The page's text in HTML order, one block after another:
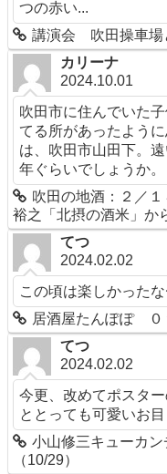
つの赤い...
講演会 吹田操車場
カリーナ
2024.10.01
吹田市に住んでいた
てる所があったよう
は、吹田市山田下。
年ぐらいでしょうか。
吹田の地酒：２／
裕之「北摂の酒米」か
てつ
2024.02.02
この頃は楽しかった
居酒屋たんぽぽ ０
てつ
2024.02.02
今更、改めてポスタ
ととっても可愛いお
小山修三キューカ
（10/29）